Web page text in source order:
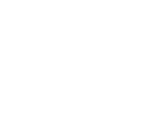
ansässig,
Versorgung